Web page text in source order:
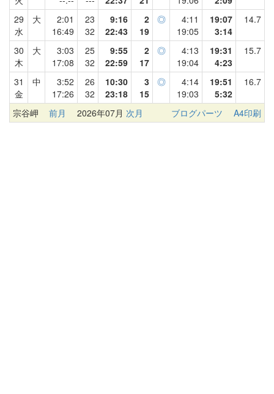
29
水
大
2:01
16:49
23
32
9:16
22:43
2
19
◎
4:11
19:05
19:07
3:14
14.7
30
木
大
3:03
17:08
25
32
9:55
22:59
2
17
◎
4:13
19:04
19:31
4:23
15.7
31
金
中
3:52
17:26
26
32
10:30
23:18
3
15
◎
4:14
19:03
19:51
5:32
16.7
宗谷岬 前月 2026年07月 次月 ブログパーツ A4印刷